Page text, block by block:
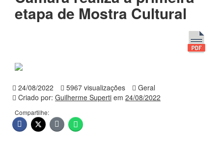
etapa de Mostra Cultural
24/08/2022 5967 visualizações
Geral
Criado por: Guilherme Superti em 24/08/2022
Compartilhe: